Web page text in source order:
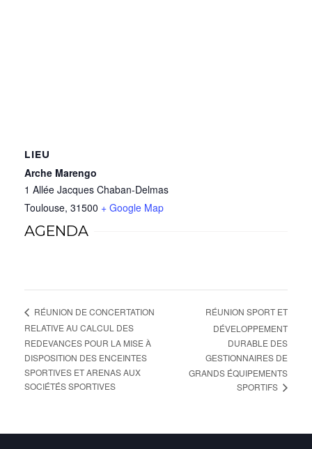
LIEU
Arche Marengo
1 Allée Jacques Chaban-Delmas
Toulouse, 31500 + Google Map
AGENDA
RÉUNION DE CONCERTATION
RELATIVE AU CALCUL DES
REDEVANCES POUR LA MISE À
DISPOSITION DES ENCEINTES
SPORTIVES ET ARENAS AUX
SOCIÉTÉS SPORTIVES
RÉUNION SPORT ET
DÉVELOPPEMENT
DURABLE DES
GESTIONNAIRES DE
GRANDS ÉQUIPEMENTS
SPORTIFS